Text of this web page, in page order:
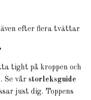
efter flera tvättar
tight på kroppen och
Se vår storleksguide
just dig. Toppens